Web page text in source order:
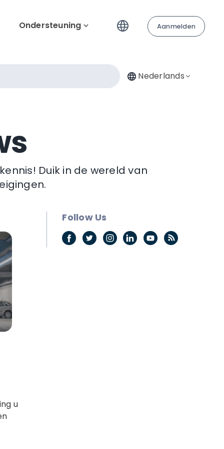
Ondersteuning Aanmelden
Nederlands
Duik in de wereld van
u
Follow Us